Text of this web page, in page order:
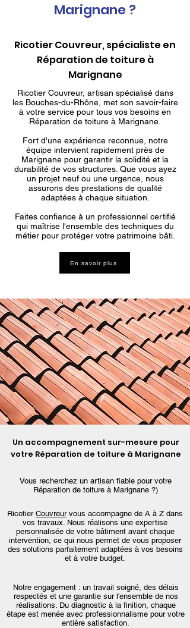
Marignane ?
Ricotier Couvreur, spécialiste en
Réparation de toiture à
Marignane
Ricotier Couvreur, artisan spécialisé dans
les Bouches-du-Rhône, met son savoir-faire
à votre service pour tous vos besoins en
Réparation de toiture à Marignane.
Fort d'une expérience reconnue, notre
équipe intervient rapidement près de
Marignane pour garantir la solidité et la
durabilité de vos structures. Que vous ayez
un projet neuf ou une urgence, nous
assurons des prestations de qualité
adaptées à chaque situation.
Faites confiance à un professionnel certifié
qui maîtrise l'ensemble des techniques du
métier pour protéger votre patrimoine bâti.
En savoir plus
Un accompagnement sur-mesure pour
votre Réparation de toiture à Marignane
Vous recherchez un artisan fiable pour votre
Réparation de toiture à Marignane ?)
Ricotier Couvreur vous accompagne de A à Z dans
vos travaux. Nous réalisons une expertise
personnalisée de votre bâtiment avant chaque
intervention, ce qui nous permet de vous proposer
des solutions parfaitement adaptées à vos besoins
et à votre budget.
Notre engagement : un travail soigné, des délais
respectés et une garantie sur l'ensemble de nos
réalisations. Du diagnostic à la finition, chaque
étape est menée avec professionnalisme pour votre
entière satisfaction.